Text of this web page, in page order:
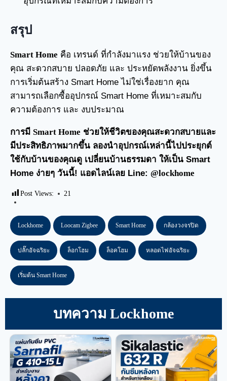
สรุป
Smart Home คือ เทรนด์ ที่กำลังมาแรง ช่วยให้บ้านของ
คุณ สะดวกสบาย ปลอดภัย และ ประหยัดพลังงาน ยิ่งขึ้น
การเริ่มต้นสร้าง Smart Home ไม่ใช่เรื่องยาก คุณ
สามารถเลือกซื้ออุปกรณ์ Smart Home ที่เหมาะสมกับ
ความต้องการ และ งบประมาณ
การมี Smart Home ช่วยให้ชีวิตของคุณสะดวกสบายและ
มีประสิทธิภาพมากขึ้น ลองนำอุปกรณ์เหล่านี้ไปประยุกต์
ใช้กับบ้านของคุณดู เปลี่ยนบ้านธรรมดา ให้เป็น Smart
Home ง่ายๆ วันนี้! แอดไลน์เลย Line: @lockhome
Post Views: 21
Lockhome Loocam Zigbee Smart Home กล้องวงจรปิด
ปลั๊กอัจฉริยะ ล็อกโฮม ล็อคโฮม หลอดไฟอัจฉริยะ
เริ่มต้น Smart Home
บทความ Lockhome